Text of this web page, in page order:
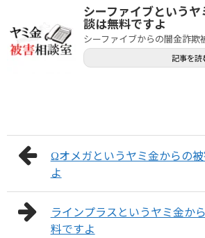
シーファイブという
談は無料ですよ
シーファイブからの闇金詐欺
記事を読
Ωオメガというヤミ金からの
よ
ラインプラスというヤミ金か
料ですよ